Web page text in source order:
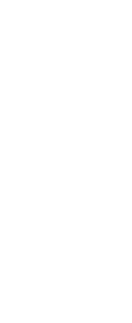
شـــآت كُــــلْ الـــعـــرب